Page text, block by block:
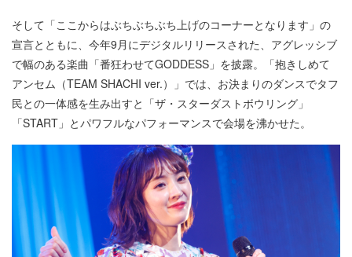
そして「ここからはぶちぶちぶち上げのコーナーとなります」の
宣言とともに、今年9月にデジタルリリースされた、アグレッシブ
で幅のある楽曲「番狂わせてGODDESS」を披露。「抱きしめて
アンセム（TEAM SHACHI ver.）」では、お決まりのダンスでタフ
民との一体感を生み出すと「ザ・スターダストボウリング」
「START」とパワフルなパフォーマンスで会場を沸かせた。